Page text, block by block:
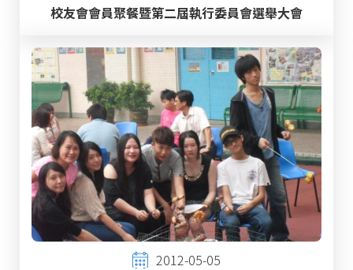
校友會會員聚餐暨第二屆執行委員會選舉大會
2012-05-05